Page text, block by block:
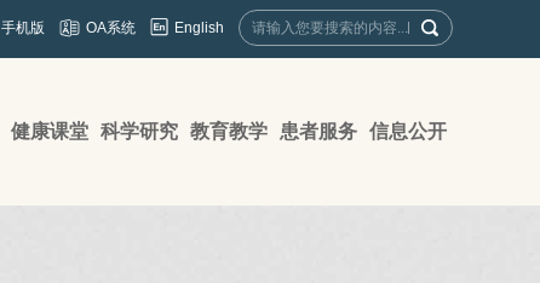
手机版 OA系统 English
健康课堂 科学研究 教育教学 患者服务 信息公开